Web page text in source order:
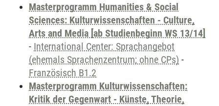
Masterprogramm Humanities & Social
Sciences: Kulturwissenschaften - Culture,
Arts and Media [ab Studienbeginn WS 13/14]
- International Center: Sprachangebot
(ehemals Sprachenzentrum; ohne CPs) -
Französisch B1.2
Masterprogramm Kulturwissenschaften:
Kritik der Gegenwart - Künste, Theorie,